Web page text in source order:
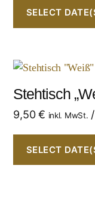
SELECT
Stehtisch
9,50€ inkl. MwSt.
SELECT